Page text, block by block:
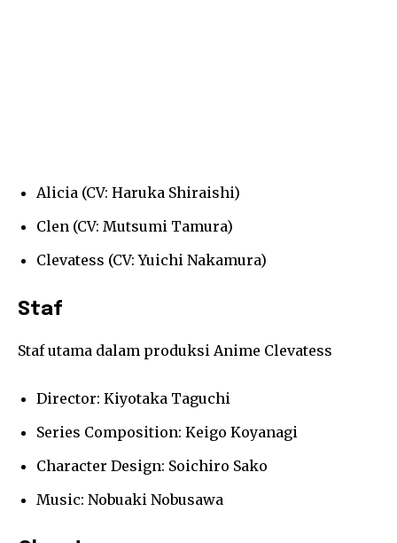
Alicia (CV: Haruka Shiraishi)
Clen (CV: Mutsumi Tamura)
Clevatess (CV: Yuichi Nakamura)
Staf
Staf utama dalam produksi Anime Clevatess
Director: Kiyotaka Taguchi
Series Composition: Keigo Koyanagi
Character Design: Soichiro Sako
Music: Nobuaki Nobusawa